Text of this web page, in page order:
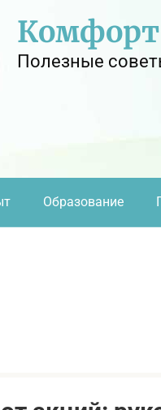
Полезные
Образование